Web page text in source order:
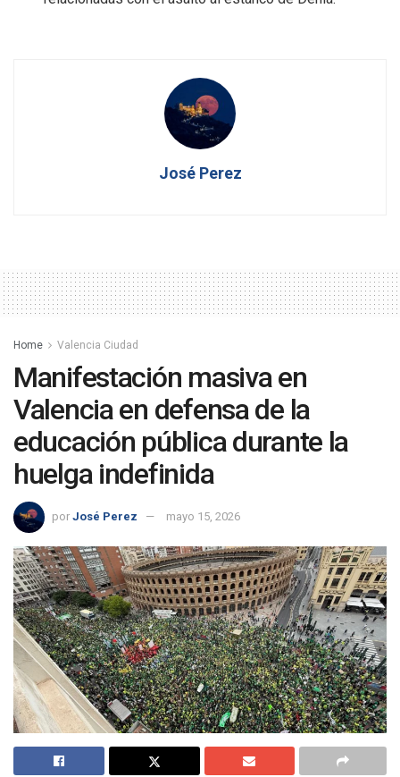
José Perez
Home Valencia Ciudad
Manifestación masiva en
Valencia en defensa de la
educación pública durante la
huelga indefinida
por José Perez mayo 15, 2026